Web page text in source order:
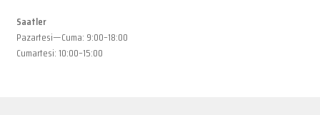
Saatler
Pazartesi—Cuma: 9:00–18:00
Cumartesi: 10:00–15:00